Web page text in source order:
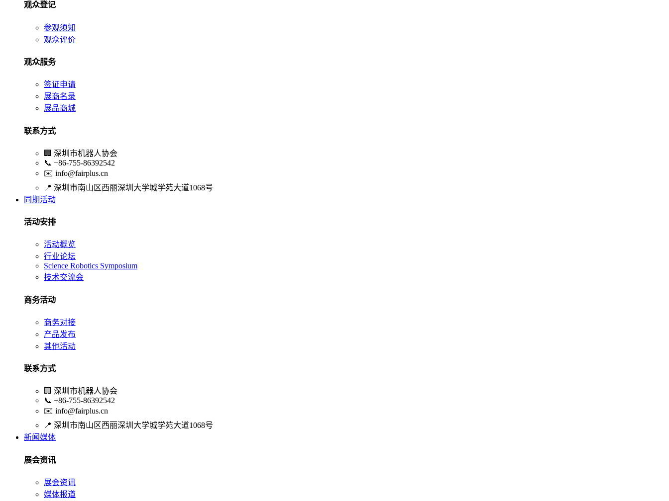
观众登记
参观须知
观众评价
观众服务
签证申请
展商名录
展品商城
联系方式
🏢 深圳市机器人协会
📞 +86-755-86392542
✉️ info@fairplus.cn
📍 深圳市南山区西丽深圳大学城学苑大道1068号
同期活动
活动安排
活动概览
行业论坛
Science Robotics Symposium
技术交流会
商务活动
商务对接
产品发布
其他活动
联系方式
🏢 深圳市机器人协会
📞 +86-755-86392542
✉️ info@fairplus.cn
📍 深圳市南山区西丽深圳大学城学苑大道1068号
新闻媒体
展会资讯
展会资讯
媒体报道